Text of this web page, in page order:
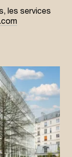
les services